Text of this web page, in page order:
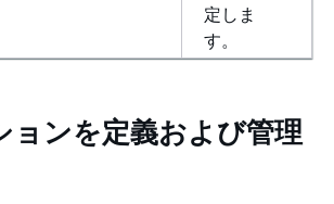
定しま
す。
ョンを定義および管理